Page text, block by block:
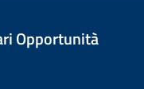
Opportunità